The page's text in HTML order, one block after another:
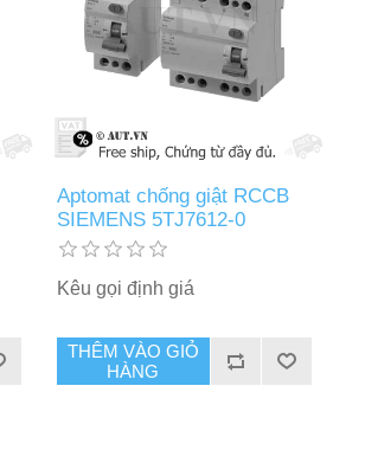
Aptomat chống giật RCCB
SIEMENS 5TJ7612-0
Kêu gọi định giá
THÊM VÀO GIỎ
HÀNG